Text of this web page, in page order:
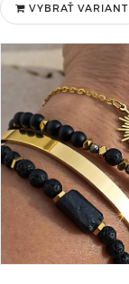
VYBRAŤ VARIANT